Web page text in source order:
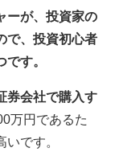
ーが、投資家の
で、投資初心者
す。
券会社で購入す
万円であるた
です。